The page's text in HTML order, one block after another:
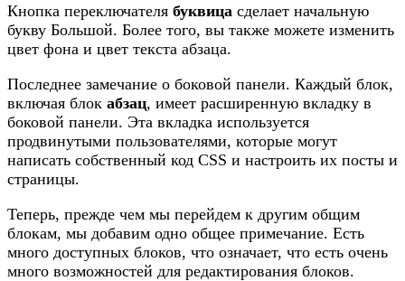
Кнопка переключателя буквица сделает начальную
букву Большой. Более того, вы также можете изменить
цвет фона и цвет текста абзаца.
Последнее замечание о боковой панели. Каждый блок,
включая блок абзац, имеет расширенную вкладку в
боковой панели. Эта вкладка используется
продвинутыми пользователями, которые могут
написать собственный код CSS и настроить их посты и
страницы.
Теперь, прежде чем мы перейдем к другим общим
блокам, мы добавим одно общее примечание. Есть
много доступных блоков, что означает, что есть очень
много возможностей для редактирования блоков.